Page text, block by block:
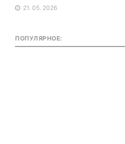
21. 05. 2026
ПОПУЛЯРНОЕ: